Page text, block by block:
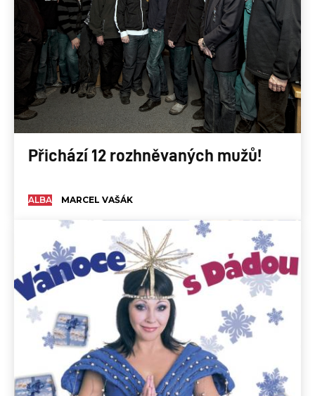
Přichází 12 rozhněvaných mužů!
ALBA MARCEL VAŠÁK